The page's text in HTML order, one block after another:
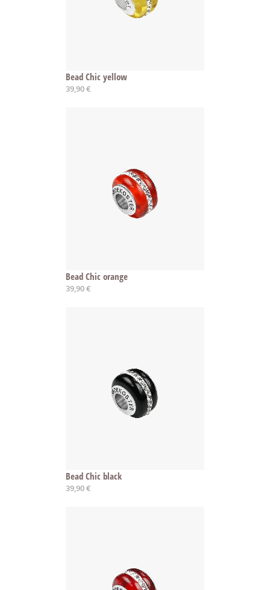
Bead Chic yellow
39,90 €
Bead Chic orange
39,90 €
Bead Chic black
39,90 €